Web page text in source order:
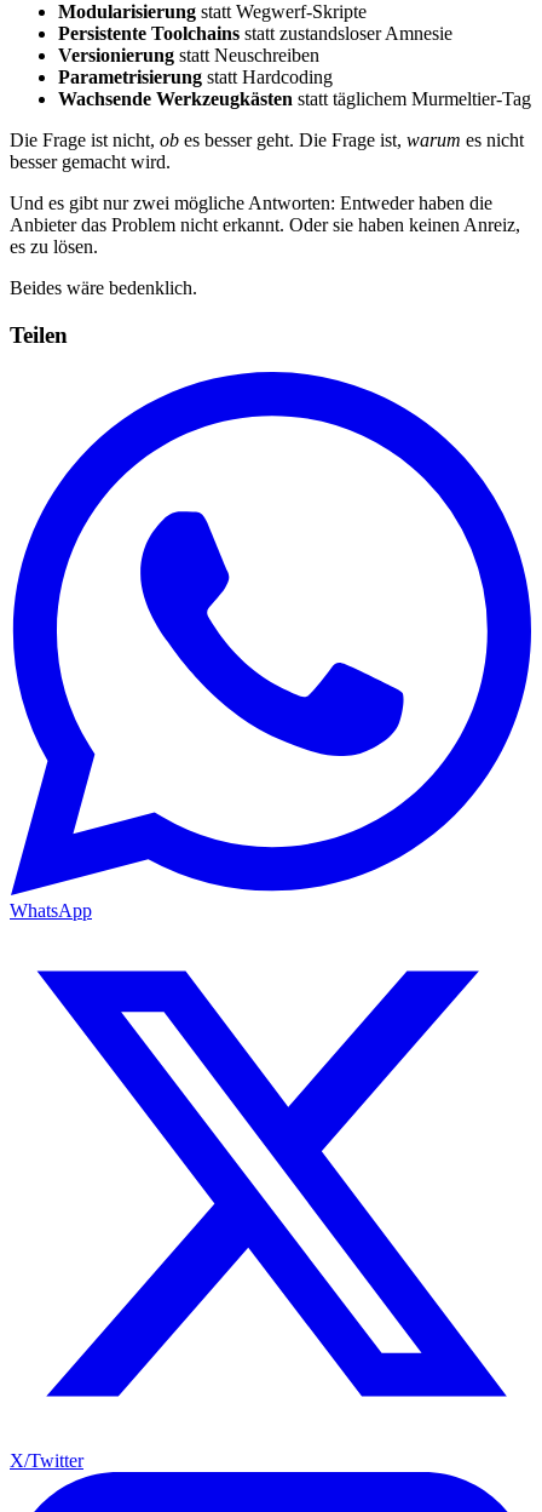
Modularisierung statt Wegwerf-Skripte
Persistente Toolchains statt zustandsloser Amnesie
Versionierung statt Neuschreiben
Parametrisierung statt Hardcoding
Wachsende Werkzeugkästen statt täglichem Murmeltier-Tag
Die Frage ist nicht, ob es besser geht. Die Frage ist, warum es nicht
besser gemacht wird.
Und es gibt nur zwei mögliche Antworten: Entweder haben die
Anbieter das Problem nicht erkannt. Oder sie haben keinen Anreiz,
es zu lösen.
Beides wäre bedenklich.
Teilen
WhatsApp
X/Twitter